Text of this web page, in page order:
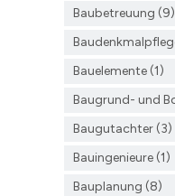
Baubetreuung (9)
Bauelemente (1)
Baugrund- und
Baugutachter (3)
Bauingenieure (1)
Bauplanung (8)